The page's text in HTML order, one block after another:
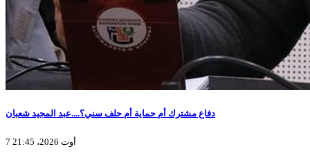
دفاع مشترك أم حماية أم حلف سني؟....عبد المجيد شعبان
7 أوت 2026، 21:45